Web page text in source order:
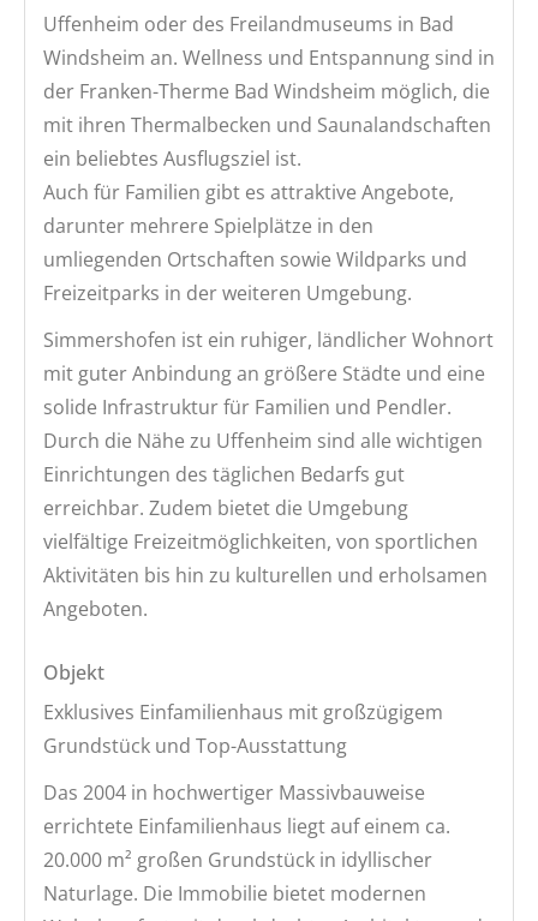
Uffenheim oder des Freilandmuseums in Bad
Windsheim an. Wellness und Entspannung sind in
der Franken-Therme Bad Windsheim möglich, die
mit ihren Thermalbecken und Saunalandschaften
ein beliebtes Ausflugsziel ist.
Auch für Familien gibt es attraktive Angebote,
darunter mehrere Spielplätze in den
umliegenden Ortschaften sowie Wildparks und
Freizeitparks in der weiteren Umgebung.
Simmershofen ist ein ruhiger, ländlicher Wohnort
mit guter Anbindung an größere Städte und eine
solide Infrastruktur für Familien und Pendler.
Durch die Nähe zu Uffenheim sind alle wichtigen
Einrichtungen des täglichen Bedarfs gut
erreichbar. Zudem bietet die Umgebung
vielfältige Freizeitmöglichkeiten, von sportlichen
Aktivitäten bis hin zu kulturellen und erholsamen
Angeboten.
Objekt
Exklusives Einfamilienhaus mit großzügigem
Grundstück und Top-Ausstattung
Das 2004 in hochwertiger Massivbauweise
errichtete Einfamilienhaus liegt auf einem ca.
20.000 m² großen Grundstück in idyllischer
Naturlage. Die Immobilie bietet modernen